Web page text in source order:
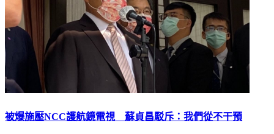
被爆施壓NCC護航鏡電視 蘇貞昌駁斥：我們從不干預